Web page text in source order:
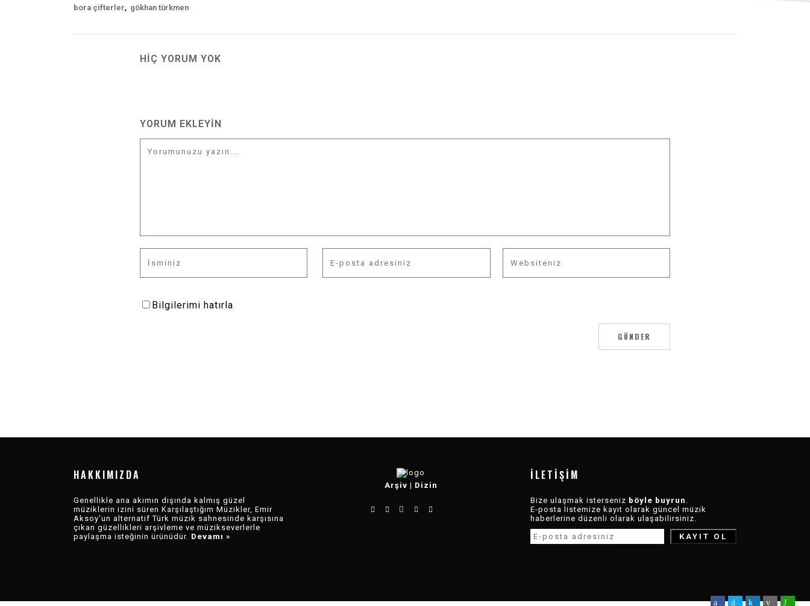
bora çifterler, gökhan türkmen
HIÇ YORUM YOK
YORUM EKLEYIN
Bilgilerimi hatırla
HAKKIMIZDA
Genellikle ana akımın dışında kalmış güzel
müziklerin izini süren Karşılaştığım Müzikler, Emir
Aksoy’un alternatif Türk müzik sahnesinde karşısına
çıkan güzellikleri arşivleme ve müzikseverlerle
paylaşma isteğinin ürünüdür. Devamı »
Arşiv | Dizin
İLETIŞIM
Bize ulaşmak isterseniz böyle buyrun
E-posta listemize kayıt olarak güncel müzik
haberlerine düzenli olarak ulaşabilirsiniz.